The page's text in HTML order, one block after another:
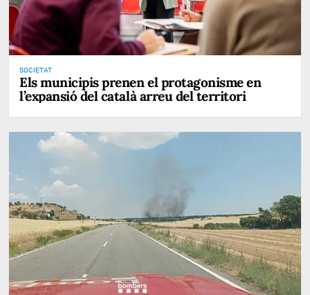
SOCIETAT
Els municipis prenen el protagonisme en
l’expansió del català arreu del territori